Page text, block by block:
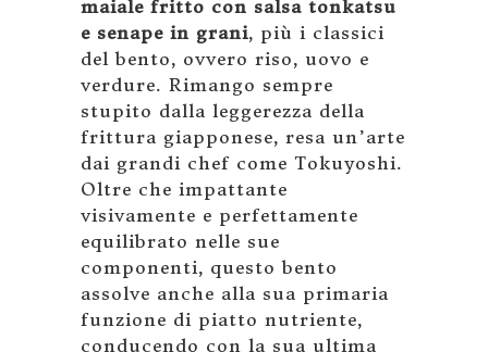
maiale fritto con salsa tonkatsu
e senape in grani, più i classici
del bento, ovvero riso, uovo e
verdure. Rimango sempre
stupito dalla leggerezza della
frittura giapponese, resa un’arte
dai grandi chef come Tokuyoshi.
Oltre che impattante
visivamente e perfettamente
equilibrato nelle sue
componenti, questo bento
assolve anche alla sua primaria
funzione di piatto nutriente,
conducendo con la sua ultima